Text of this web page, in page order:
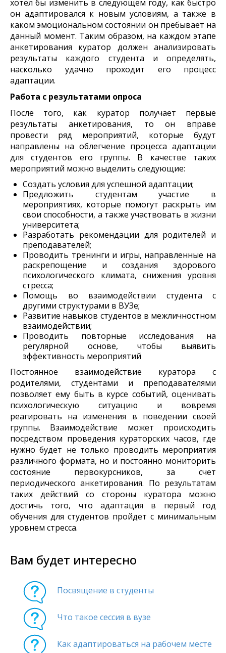
хотел бы изменить в следующем году, как быстро
он адаптировался к новым условиям, а также в
каком эмоциональном состоянии он пребывает на
данный момент. Таким образом, на каждом этапе
анкетирования куратор должен анализировать
результаты каждого студента и определять,
насколько удачно проходит его процесс
адаптации.
Работа с результатами опроса
После того, как куратор получает первые
результаты анкетирования, то он вправе
провести ряд мероприятий, которые будут
направлены на облегчение процесса адаптации
для студентов его группы. В качестве таких
мероприятий можно выделить следующие:
Создать условия для успешной адаптации;
Предложить студентам участие в
мероприятиях, которые помогут раскрыть им
свои способности, а также участвовать в жизни
университета;
Разработать рекомендации для родителей и
преподавателей;
Проводить тренинги и игры, направленные на
раскрепощение и создания здорового
психологического климата, снижения уровня
стресса;
Помощь во взаимодействии студента с
другими структурами в ВУЗе;
Развитие навыков студентов в межличностном
взаимодействии;
Проводить повторные исследования на
регулярной основе, чтобы выявить
эффективность мероприятий
Постоянное взаимодействие куратора с
родителями, студентами и преподавателями
позволяет ему быть в курсе событий, оценивать
психологическую ситуацию и вовремя
реагировать на изменения в поведении своей
группы. Взаимодействие может происходить
посредством проведения кураторских часов, где
нужно будет не только проводить мероприятия
различного формата, но и постоянно мониторить
состояние первокурсников, за счет
периодического анкетирования. По результатам
таких действий со стороны куратора можно
достичь того, что адаптация в первый год
обучения для студентов пройдет с минимальным
уровнем стресса.
Вам будет интересно
Посвящение в студенты
Что такое сессия в вузе
Как адаптироваться на рабочем месте